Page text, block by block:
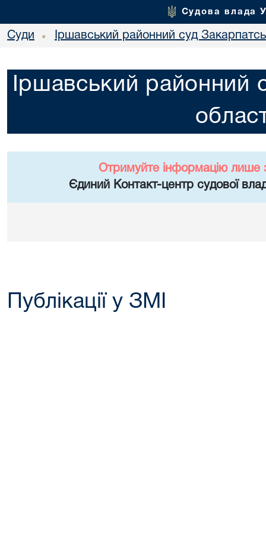
Судова влада
Суди • Іршавський районний суд
Іршавський районний
Отримуйте інформацію лише
Єдиний Контакт-центр судової
Публікації у ЗМІ